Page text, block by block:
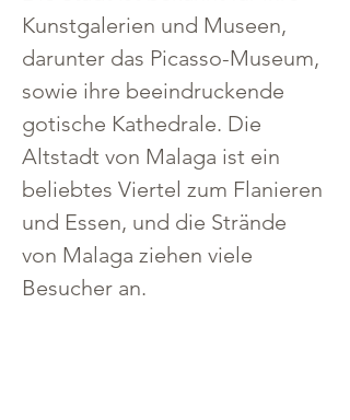
Kunstgalerien und Museen,
darunter das Picasso-Museum,
sowie ihre beeindruckende
gotische Kathedrale. Die
Altstadt von Malaga ist ein
beliebtes Viertel zum Flanieren
und Essen, und die Strände
von Malaga ziehen viele
Besucher an.